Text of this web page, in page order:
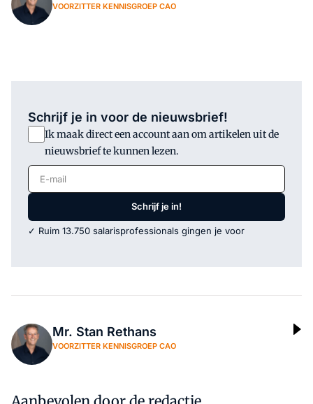
VOORZITTER KENNISGROEP CAO
Schrijf je in voor de nieuwsbrief!
Ik maak direct een account aan om artikelen uit de
nieuwsbrief te kunnen lezen.
E-mail
Schrijf je in!
✓ Ruim 13.750 salarisprofessionals gingen je voor
Mr. Stan Rethans
VOORZITTER KENNISGROEP CAO